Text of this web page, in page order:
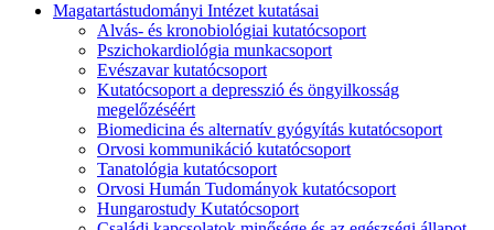
Magatartástudományi Intézet kutatásai
Alvás- és kronobiológiai kutatócsoport
Pszichokardiológia munkacsoport
Evészavar kutatócsoport
Kutatócsoport a depresszió és öngyilkosság
megelőzéséért
Biomedicina és alternatív gyógyítás kutatócsoport
Orvosi kommunikáció kutatócsoport
Tanatológia kutatócsoport
Orvosi Humán Tudományok kutatócsoport
Hungarostudy Kutatócsoport